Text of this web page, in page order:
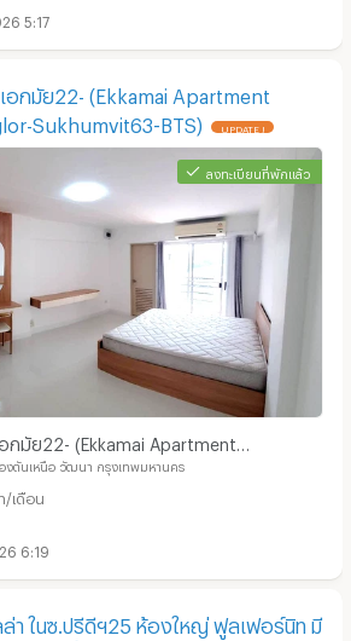
5:17
อกมัย22- (Ekkamai Apartment
Sukhumvit63-BTS)
UPDATE !
ลงทะเบียนที่พักแล้ว
กมัย22- (Ekkamai Apartment
Sukhumvit63-BTS)
ตันเหนือ วัฒนา กรุงเทพมหานคร
/เดือน
6:19
ล่า ในซ.ปรีดีฯ25 ห้องใหญ่ ฟูลเฟอร์นิท มี